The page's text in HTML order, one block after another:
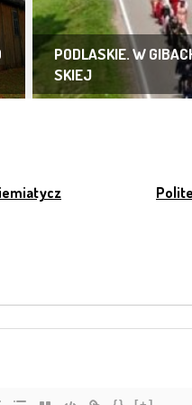
PODLASKIE. W
SKIEJ